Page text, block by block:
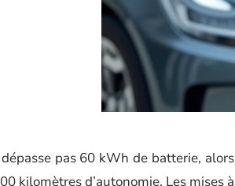
pas 60 kWh de batterie, alors
kilomètres d’autonomie. Les mises à